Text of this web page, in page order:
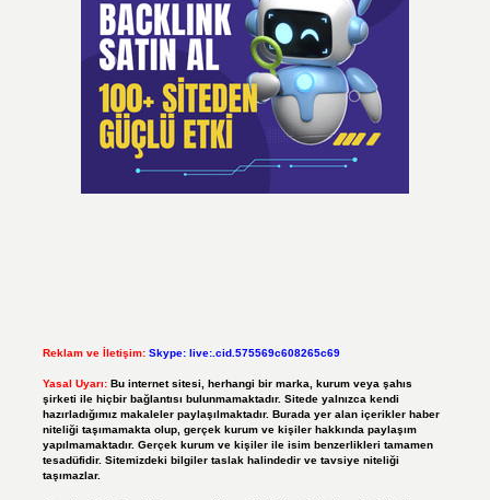
Reklam ve İletişim: Skype: live:.cid.575569c608265c69
Yasal Uyarı: Bu internet sitesi, herhangi bir marka, kurum veya şahıs
şirketi ile hiçbir bağlantısı bulunmamaktadır. Sitede yalnızca kendi
hazırladığımız makaleler paylaşılmaktadır. Burada yer alan içerikler haber
niteliği taşımamakta olup, gerçek kurum ve kişiler hakkında paylaşım
yapılmamaktadır. Gerçek kurum ve kişiler ile isim benzerlikleri tamamen
tesadüfidir. Sitemizdeki bilgiler taslak halindedir ve tavsiye niteliği
taşımazlar.